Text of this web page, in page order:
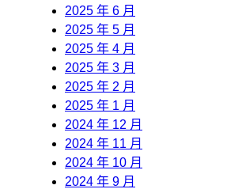
2025 年 6 月
2025 年 5 月
2025 年 4 月
2025 年 3 月
2025 年 2 月
2025 年 1 月
2024 年 12 月
2024 年 11 月
2024 年 10 月
2024 年 9 月